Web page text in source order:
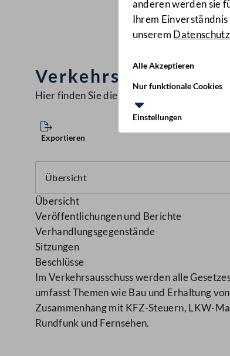
anderen werden sie
Ihrem
unserem
Alle Akzeptieren
Nur funktionale Cookies
Einstellungen
Verkehrsausschuss
Hier finden Sie die aktuellen
Exportieren
Übersicht
Veröffentlichungen und Berichte
Verhandlungsgegenstände
Sitzungen
Beschlüsse
Im Verkehrsausschuss werden alle
umfasst Themen wie Bau und Erhaltung
Zusammenhang mit KFZ-Steuern, LKW-
Rundfunk und Fernsehen.